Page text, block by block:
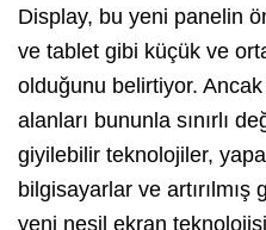
Display, bu yeni panelin
ve tablet gibi küçük ve
olduğunu belirtiyor.
alanları bununla sınırlı
giyilebilir teknolojiler,
bilgisayarlar ve artırılmış
yeni nesil ekran